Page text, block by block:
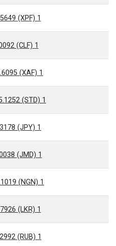
1 AED = 29.5649 (XPF)
1 AED = 0.0092 (CLF)
1 AED = 162.6095 (XAF)
1 AED = 5,635.1252 (STD)
1 AED = 40.3178 (JPY)
1 AED = 43.0038 (JMD)
1 AED = 441.1019 (NGN)
1 AED = 79.7926 (LKR)
1 AED = 26.2992 (RUB)